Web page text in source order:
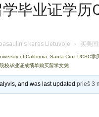
毕业证学历
karas Lietuvoje › 买美
of California Santa Cruz UCSC学
校毕业证成绩单购买留学文凭
and was last updatedprieš 3